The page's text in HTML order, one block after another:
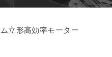
立形高効率モーター